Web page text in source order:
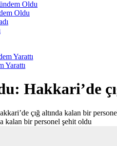
Oldu
Yarattı
Hakkari’de
çığ altında kalan bir